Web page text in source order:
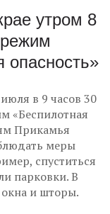
утром 8
опасность»
в 9 часов 30
«Беспилотная
Прикамья
меры
спуститься
парковки. В
окна и шторы.